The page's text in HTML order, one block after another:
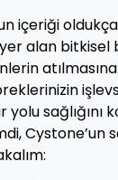
içeriği
alan bitkisel
atılmasına
yolu sağlığını
Cystone’un